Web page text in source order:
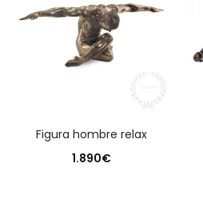
figura hombre relax
1.890€